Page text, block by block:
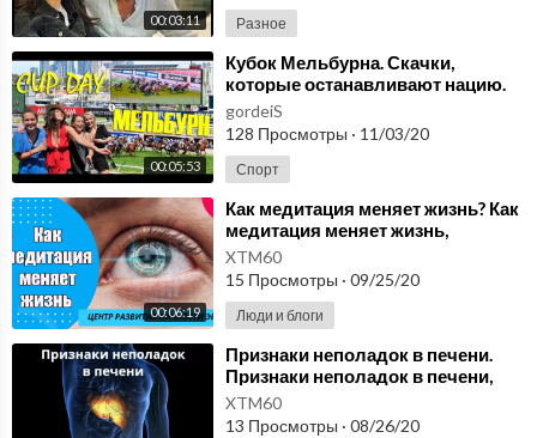
00:03:11 Разное
00:05:53
⁣Кубок Мельбурна. Скачки,
которые останавливают нацию.
gordeiS
128 Просмотры · 11/03/20
Спорт
00:06:19
⁣Как медитация меняет жизнь? Как
медитация меняет жизнь,
гармонизирует Вас и избавляет от
негатива
XTM60
15 Просмотры · 09/25/20
Люди и блоги
⁣Признаки неполадок в печени.
Признаки неполадок в печени,
которые можно обнаружить
самостоятельно
XTM60
13 Просмотры · 08/26/20